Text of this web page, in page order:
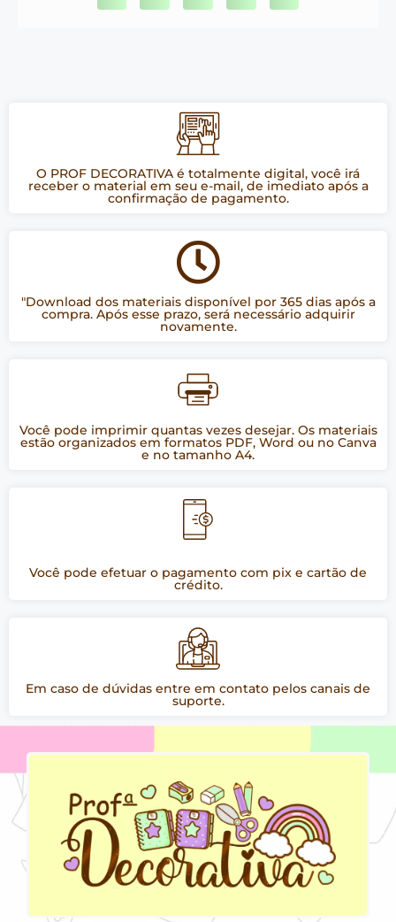
O PROF DECORATIVA é totalmente digital, você irá
receber o material em seu e-mail, de imediato após a
confirmação de pagamento.
"Download dos materiais disponível por 365 dias após a
compra. Após esse prazo, será necessário adquirir
novamente.
Você pode imprimir quantas vezes desejar. Os materiais
estão organizados em formatos PDF, Word ou no Canva
e no tamanho A4.
Você pode efetuar o pagamento com pix e cartão de
crédito.
Em caso de dúvidas entre em contato pelos canais de
suporte.